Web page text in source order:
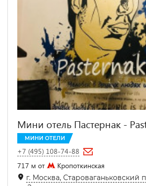
Мини отель Пастернак -
МИНИ ОТЕЛИ
+7 (495) 108-74-88
717 м от
Кропоткинская
г. Москва, Староваганьковский